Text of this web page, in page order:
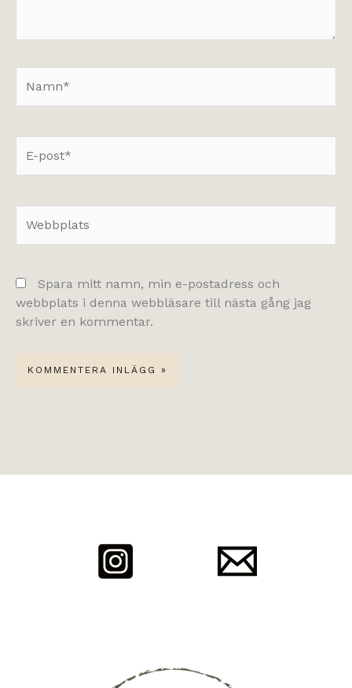
post*
Spara mitt namn, min e-postadress och
webbplats i denna webbläsare till nästa gång jag
skriver en kommentar.